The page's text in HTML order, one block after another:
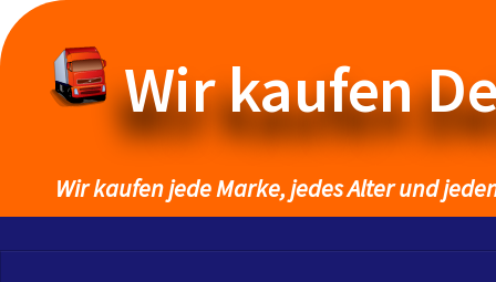
Wir kaufen
Wir kaufen jede Marke, jedes Alter und